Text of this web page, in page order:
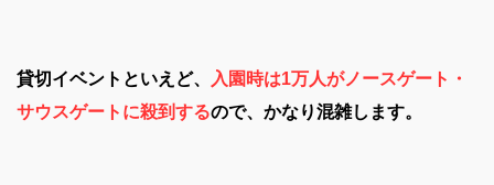
貸切イベントといえど、
入園時は1万人がノースゲート・
サウスゲートに殺到するので、かなり混雑します。